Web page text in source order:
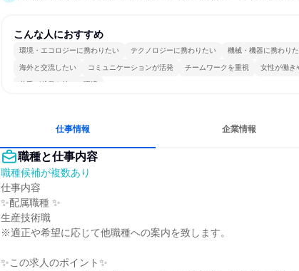
こんな人におすすめ
環境・エコロジーに携わりたい テクノロジーに携わりたい 機械・機器に携わり
海外と交流したい コミュニケーションが活発 チームワークを重視 女性が働き
若手が裁量を持てる環境
仕事情報 企業情報
職種と仕事内容
職種候補が複数あり
仕事内容
✨配属職種 ✨
生産技術職
※適正や希望に応じて他職種への案内を致します。
✨この求人のポイント✨